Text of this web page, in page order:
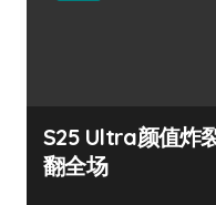
S25 Ultra颜值炸
翻全场